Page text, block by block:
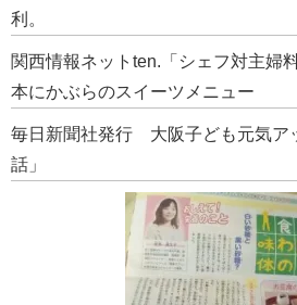
利。
関西情報ネットten.「シェフ対主婦
本にかぶらのスイーツメニュー
毎日新聞社発行 大阪子ども元気ア
話」